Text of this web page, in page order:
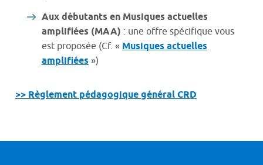
Aux débutants en Musiques actuelles
amplifiées (MAA) : une offre spécifique vous
est proposée (Cf. « Musiques actuelles
amplifiées »)
>> Règlement pédagogique général CRD